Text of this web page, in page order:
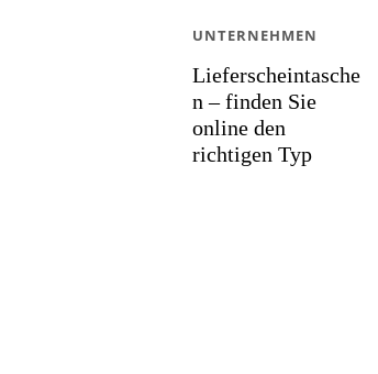
Lieferscheintasche
n – finden Sie
online den
richtigen Typ
UNTERNEHMEN